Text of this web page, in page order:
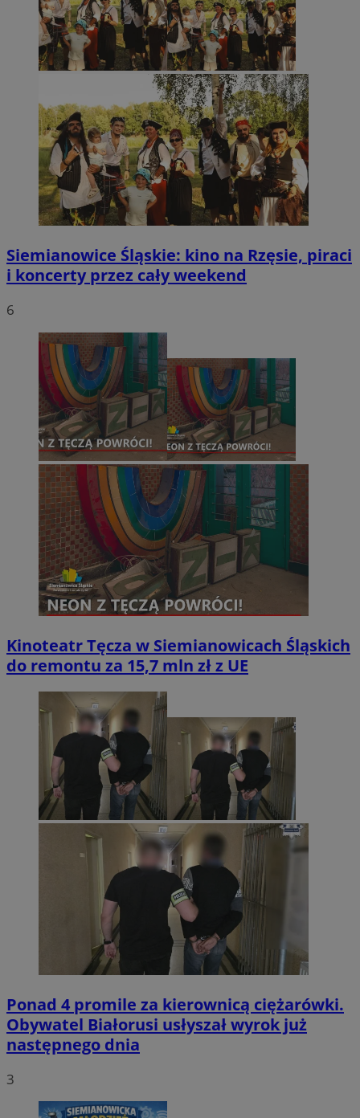
Siemianowice Śląskie: kino na Rzęsie, piraci
i koncerty przez cały weekend
6
Kinoteatr Tęcza w Siemianowicach Śląskich
do remontu za 15,7 mln zł z UE
Ponad 4 promile za kierownicą ciężarówki.
Obywatel Białorusi usłyszał wyrok już
następnego dnia
3